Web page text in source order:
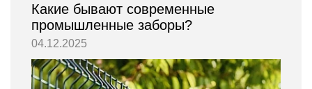
Какие бывают современные
промышленные заборы?
04.12.2025